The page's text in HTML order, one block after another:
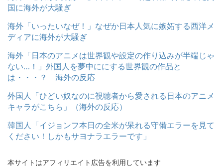
国に海外が大騒ぎ
海外「いったいなぜ！」なぜか日本人気に嫉妬する西洋メ
ディアに海外が大騒ぎ
海外「日本のアニメは世界観や設定の作り込みが半端じゃ
ない…！」外国人を夢中ににする世界観の作品と
は・・・？ 海外の反応
外国人「ひどい奴なのに視聴者から愛される日本のアニメ
キャラがこちら」（海外の反応）
韓国人「イジョンフ本日の全米が呆れる守備エラーを見て
ください！しかもサヨナラエラーです」
本サイトはアフィリエイト広告を利用しています